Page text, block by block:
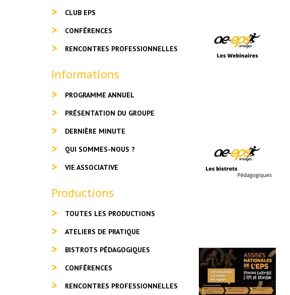
CLUB EPS
CONFÉRENCES
RENCONTRES PROFESSIONNELLES
Informations
PROGRAMME ANNUEL
PRÉSENTATION DU GROUPE
DERNIÈRE MINUTE
QUI SOMMES-NOUS ?
VIE ASSOCIATIVE
Productions
TOUTES LES PRODUCTIONS
ATELIERS DE PRATIQUE
BISTROTS PÉDAGOGIQUES
CONFÉRENCES
RENCONTRES PROFESSIONNELLES